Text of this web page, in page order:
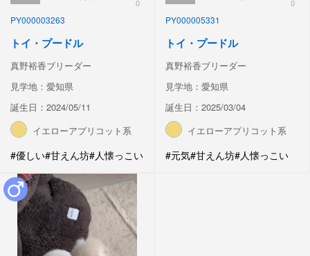
0
PY000003263
トイ・プードル
真野裕香ブリーダー
見学地：愛知県
誕生日：2024/05/11
イエローアプリコット系
#優しい#甘えん坊#人懐っこい
0
PY000005331
トイ・プードル
真野裕香ブリーダー
見学地：愛知県
誕生日：2025/03/04
イエローアプリコット系
#元気#甘えん坊#人懐っこい